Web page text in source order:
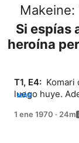
Makeine:
Si espías
heroína
T1, E4: Komari
luego huye.
MÁS
1 ene 1970 · 24m